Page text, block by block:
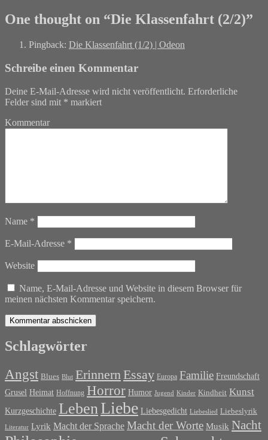
One thought on “Die Klassenfahrt (2/2)”
Pingback: Die Klassenfahrt (1/2) | Odeon
Schreibe einen Kommentar
Deine E-Mail-Adresse wird nicht veröffentlicht. Erforderliche
Felder sind mit * markiert
Kommentar
Name *
E-Mail-Adresse *
Website
Name, E-Mail-Adresse und Website in diesem Browser für
meinen nächsten Kommentar speichern.
Schlagwörter
Angst Blues Blut Erinnern Essay Europa Familie Freundschaft
Grusel Heimat Hoffnung Horror Humor Jugend Kinder Kindheit Kunst
Kurzgeschichte LebenLiebe Liebesgedicht Liebeslied Liebeslyrik
Literatur Lyrik Macht der Sprache Macht der Worte Musik Nacht